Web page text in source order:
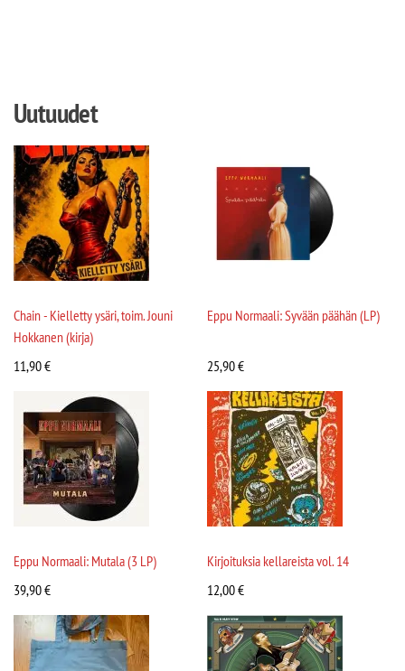
Uutuudet
Chain - Kielletty ysäri, toim. Jouni
Hokkanen (kirja)
11,90€
Eppu Normaali: Syvään päähän (LP)
25,90€
Eppu Normaali: Mutala (3 LP)
39,90€
Kirjoituksia kellareista vol. 14
12,00€